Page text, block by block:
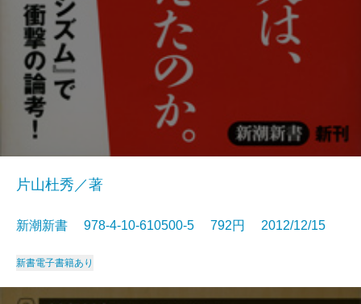
片山杜秀／著
新潮新書 978-4-10-610500-5 792円 2012/12/15
新書電子書籍あり